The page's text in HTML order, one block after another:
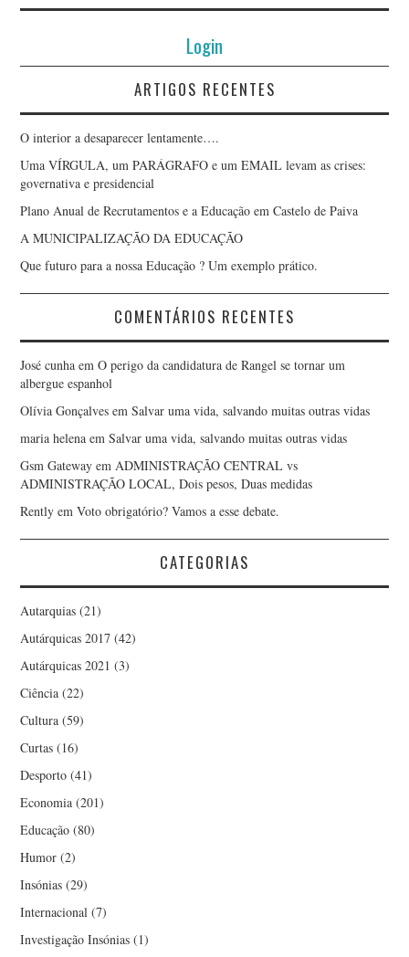
JOAQUIM AMÂNDIO
SANTOS
JOAQUIM PAULO
NOGUEIRA
JORGE ANTÔNIO
MONTEIRO DE LIMA
JORGE MADUREIRA
JOSÉ ANTÓNIO BARBOSA
JOSÉ ANTÓNIO FERREIRA
JOSÉ GABRIEL QUARESMA
JOSÉ LUÍS FOGO
LUÍS CIRILO CARVALHO
LUÍS GONÇALVES SECO
LUÍSA TEIXEIRA VAZ
LUIZ ALONSO
MANUEL DAMAS
MANUEL JORGE
MANUEL VITORINO
Login
ARTIGOS RECENTES
O interior a desaparecer lentamente….
Uma VÍRGULA, um PARÁGRAFO e um EMAIL levam as crises:
governativa e presidencial
Plano Anual de Recrutamentos e a Educação em Castelo de Paiva
A MUNICIPALIZAÇÃO DA EDUCAÇÃO
Que futuro para a nossa Educação ? Um exemplo prático.
COMENTÁRIOS RECENTES
José cunha emO perigo da candidatura de Rangel se tornar um
albergue espanhol
Olívia Gonçalves emSalvar uma vida, salvando muitas outras vidas
maria helena emSalvar uma vida, salvando muitas outras vidas
Gsm Gateway emADMINISTRAÇÃO CENTRAL vs
ADMINISTRAÇÃO LOCAL, Dois pesos, Duas medidas
Rently emVoto obrigatório? Vamos a esse debate.
CATEGORIAS
Autarquias (21)
Autárquicas 2017 (42)
Autárquicas 2021 (3)
Ciência (22)
Cultura (59)
Curtas (16)
Desporto (41)
Economia (201)
Educação (80)
Humor (2)
Insónias (29)
Internacional (7)
Investigação Insónias (1)